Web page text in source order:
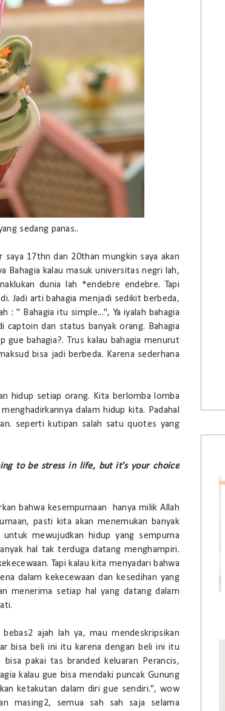
sedang panas..
17thn dan 20than mungkin saya akan
Bahagia kalau masuk universitas negri lah,
dunia lah *endebre endebre. Tapi
Jadi arti bahagia menjadi sedikit berbeda,
: " Bahagia itu simple...", Ya iyalah bahagia
dan status banyak orang. Bahagia
bahagia?. Trus kalau bahagia menurut
bisa jadi berbeda. Karena sederhana
hidup setiap orang. Kita berlomba lomba
dalam hidup kita. Padahal
seperti kutipan salah satu quotes yang
to be stress in life, but it's your choice
bahwa kesempurnaan hanya milik Allah
pasti kita akan menemukan banyak
untuk mewujudkan hidup yang sempurna
hal tak terduga datang menghampiri.
Tapi kalau kita menyadari bahwa
dalam kekecewaan dan kesedihan yang
menerima setiap hal yang datang dalam
ajah lah ya, mau mendeskripsikan
bisa beli ini itu karena dengan beli ini itu
pakai tas branded keluaran Perancis,
kalau gue bisa mendaki puncak Gunung
ketakutan dalam diri gue sendiri.", wow
masing2, semua sah sah saja selama